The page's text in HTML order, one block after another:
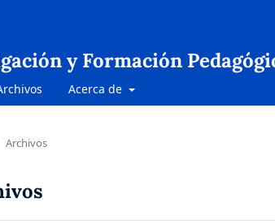
y Formación
Acerca de
Archivos